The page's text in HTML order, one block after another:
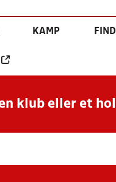
KAMP
klub eller et